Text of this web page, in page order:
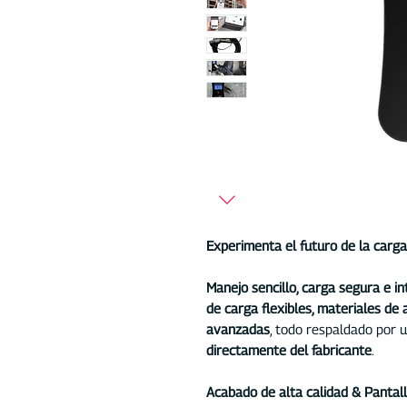
Experimenta el futuro de la
Manejo sencillo, carga segura e
de carga flexibles, materiales de
avanzadas , todo respaldado por
directamente del fabricante.
Acabado de alta calidad &